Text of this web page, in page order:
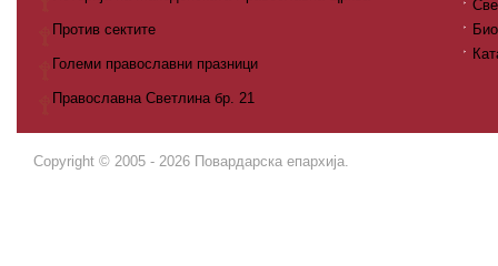
Против сектите
Големи православни празници
Православна Светлина бр. 21
Copyright © 2005 - 2026 Повардарска епархија.